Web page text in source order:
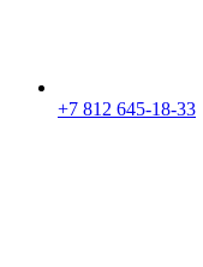
+7 812 645-18-33